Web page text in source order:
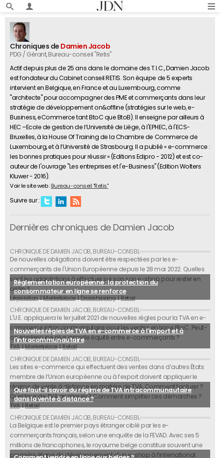
Chroniques de Damien Jacob
PDG / Gérant, Bureau-conseil "Retis"
Actif depuis plus de 25 ans dans le domaine des T.I.C., Damien Jacob
est fondateur du Cabinet conseil RETIS. Son équipe de 5 experts
intervient en Belgique, en France et au Luxembourg, comme
"architecte" pour accompagner des PME et commerçants dans leur
stratégie de développement on&offline (stratégies sur le web, e-
Business, eCommerce tant BtoC que BtoB). Il enseigne par ailleurs à
HEC –Ecole de gestion de l’Université de Liège, à l'EPHEC, à l'ECS-
Bruxelles, à la House Of Training de la Chambre de Commerce de
Luxembourg, et à l’Université de Strasbourg. Il a publié « e-commerce :
les bonnes pratiques pour réussir » (Editions Edipro - 2012) et est co-
auteur de l'ouvrage "Les entreprises et l'e-Business" (Edition Wolters
Kluwer - 2016).
Voir le site web :Bureau-conseil "Retis"
Suivre sur :
Dernières chroniques de Damien Jacob
Règlementation européenne : la protection du
consommateur en ligne se renforce
De nouvelles obligations doivent être respectées par les e-
commerçants de l'Union Européenne depuis le 28 mai 2022. Quelles
sont les adaptations à effectuer sur son son e-shop pour rester en
ordre ?
Législation
Marketplace Dropshipping Retail
Nouvelles règles de TVA en e-commerce à l'import et à
l'intracommunautaire
L'U.E. appliquera le 1er juillet 2021 de nouvelles règles pour la TVA en e-
commerce intracommunautaire pour les ventes en ligne BtoC. Peut-
on espérer une plus grande équité entre e-commerçants ?
TVA
Marketplace Retail
Que faut-il savoir du régime de TVA intracommunautaire
dans la vente à distance ?
Les sites e-commerce qui effectuent des ventes dans d’autres États
membre de l’Union européenne ou à l’export doivent appliquer le
régime de vente à distance en matière de TVA. Comment facturer ?
Quel taux de TVA appliquer ? Comment simplifier ces démarches ?
TVA
Retail
La Belgique est le premier pays étranger ciblé par les e-
commerçants français, selon une enquête de la FEVAD. Avec ses 5
millions de francophones, le royaume belge constitue souvent une
première étape de développement d’un e-shop à l’international.